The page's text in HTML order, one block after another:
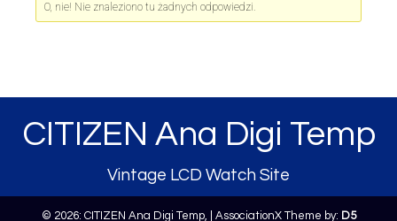
O, nie! Nie znaleziono tu żadnych odpowiedzi.
CITIZEN Ana Digi Temp
Vintage LCD Watch Site
© 2026: CITIZEN Ana Digi Temp, | AssociationX Theme by: D5